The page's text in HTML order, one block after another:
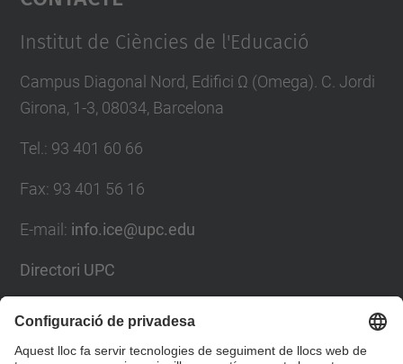
Institut de Ciències de l'Educació
Campus Diagonal Nord, Edifici Ω (Omega). C. Jordi
Girona, 1-3, 08034, Barcelona
Tel. : 93 401 60 66
Fax: 93 401 56 16
E-mail: info.ice@upc.edu
Directori UPC
Formulari de contacte